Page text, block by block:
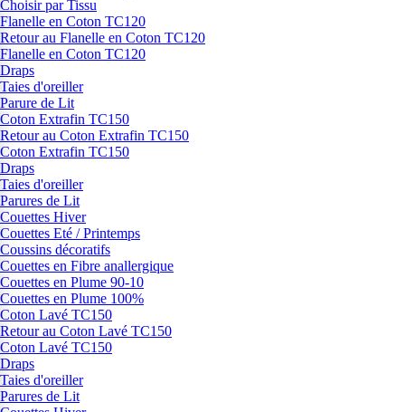
Choisir par Tissu
Flanelle en Coton TC120
Retour au Flanelle en Coton TC120
Flanelle en Coton TC120
Draps
Taies d'oreiller
Parure de Lit
Coton Extrafin TC150
Retour au Coton Extrafin TC150
Coton Extrafin TC150
Draps
Taies d'oreiller
Parures de Lit
Couettes Hiver
Couettes Eté / Printemps
Coussins décoratifs
Couettes en Fibre anallergique
Couettes en Plume 90-10
Couettes en Plume 100%
Coton Lavé TC150
Retour au Coton Lavé TC150
Coton Lavé TC150
Draps
Taies d'oreiller
Parures de Lit